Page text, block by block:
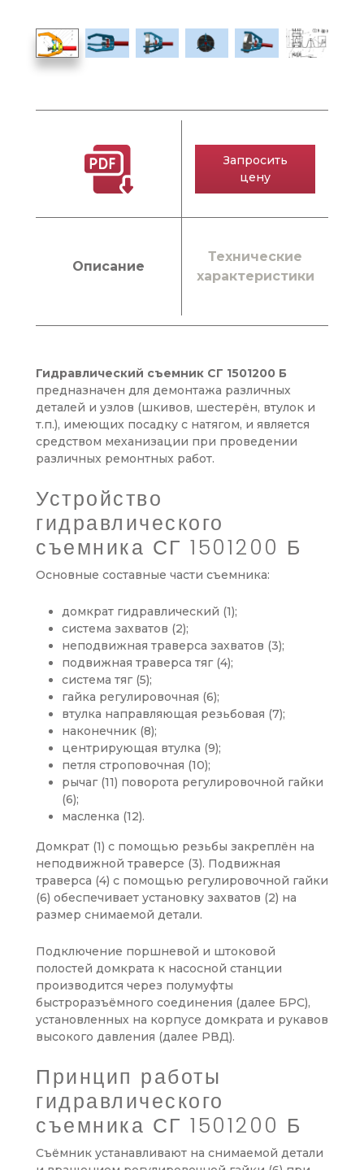
Описание
Технические
характеристики
Запросить
цену
Гидравлический съемник СГ 1501200 Б
предназначен для демонтажа различных
деталей и узлов (шкивов, шестерён, втулок и
т.п.), имеющих посадку с натягом, и является
средством механизации при проведении
различных ремонтных работ.
Устройство
гидравлического
съемника СГ 1501200 Б
Основные составные части съемника:
домкрат гидравлический (1);
система захватов (2);
неподвижная траверса захватов (3);
подвижная траверса тяг (4);
система тяг (5);
гайка регулировочная (6);
втулка направляющая резьбовая (7);
наконечник (8);
центрирующая втулка (9);
петля строповочная (10);
рычаг (11) поворота регулировочной гайки
(6);
масленка (12).
Домкрат (1) с помощью резьбы закреплён на
неподвижной траверсе (3). Подвижная
траверса (4) с помощью регулировочной гайки
(6) обеспечивает установку захватов (2) на
размер снимаемой детали.
Подключение поршневой и штоковой
полостей домкрата к насосной станции
производится через полумуфты
быстроразъёмного соединения (далее БРС),
установленных на корпусе домкрата и рукавов
высокого давления (далее РВД).
Принцип работы
гидравлического
съемника СГ 1501200 Б
Съёмник устанавливают на снимаемой детали